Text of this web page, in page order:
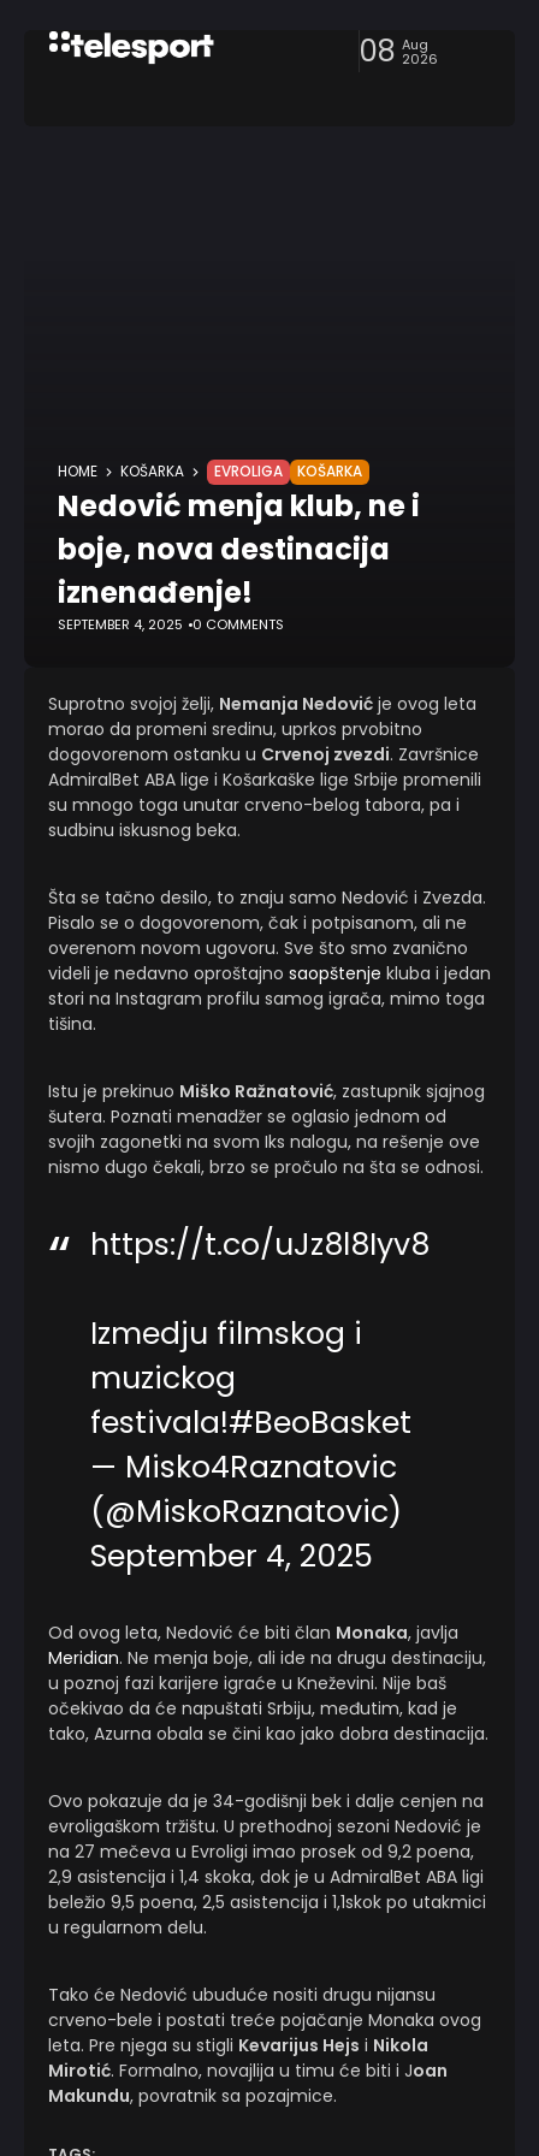
08 Aug
2026
HOME KOŠARKA EVROLIGA KOŠARKA
Nedović menja klub, ne i
boje, nova destinacija
iznenađenje!
SEPTEMBER 4, 2025 0 COMMENTS
Suprotno svojoj želji, Nemanja Nedović je ovog leta
morao da promeni sredinu, uprkos prvobitno
dogovorenom ostanku u Crvenoj zvezdi. Završnice
AdmiralBet ABA lige i Košarkaške lige Srbije promenili
su mnogo toga unutar crveno-belog tabora, pa i
sudbinu iskusnog beka.
Šta se tačno desilo, to znaju samo Nedović i Zvezda.
Pisalo se o dogovorenom, čak i potpisanom, ali ne
overenom novom ugovoru. Sve što smo zvanično
videli je nedavno oproštajno saopštenje kluba i jedan
stori na Instagram profilu samog igrača, mimo toga
tišina.
Istu je prekinuo Miško Ražnatović, zastupnik sjajnog
šutera. Poznati menadžer se oglasio jednom od
svojih zagonetki na svom Iks nalogu, na rešenje ove
nismo dugo čekali, brzo se pročulo na šta se odnosi.
https://t.co/uJz8l8Iyv8
Izmedju filmskog i
muzickog
festivala!#BeoBasket
— Misko4Raznatovic
(@MiskoRaznatovic)
September 4, 2025
Od ovog leta, Nedović će biti član Monaka, javlja
Meridian. Ne menja boje, ali ide na drugu destinaciju,
u poznoj fazi karijere igraće u Kneževini. Nije baš
očekivao da će napuštati Srbiju, međutim, kad je
tako, Azurna obala se čini kao jako dobra destinacija.
Ovo pokazuje da je 34-godišnji bek i dalje cenjen na
evroligaškom tržištu. U prethodnoj sezoni Nedović je
na 27 mečeva u Evroligi imao prosek od 9,2 poena,
2,9 asistencija i 1,4 skoka, dok je u AdmiralBet ABA ligi
beležio 9,5 poena, 2,5 asistencija i 1,1skok po utakmici
u regularnom delu.
Tako će Nedović ubuduće nositi drugu nijansu
crveno-bele i postati treće pojačanje Monaka ovog
leta. Pre njega su stigli Kevarijus Hejs i Nikola
Mirotić. Formalno, novajlija u timu će biti i Joan
Makundu, povratnik sa pozajmice.